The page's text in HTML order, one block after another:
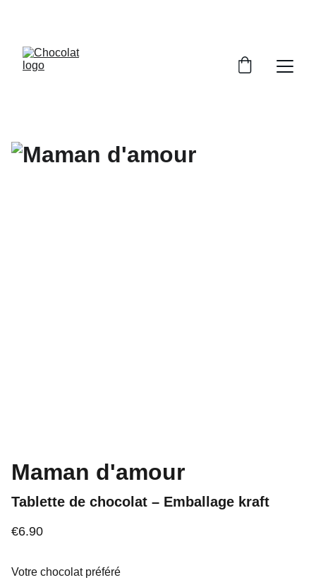
Maman d'amour
Tablette de chocolat – Emballage kraft
€6.90
Votre chocolat préféré